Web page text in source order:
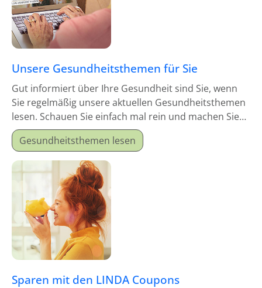
Unsere Gesundheitsthemen für Sie
Gut informiert über Ihre Gesundheit sind Sie, wenn
Sie regelmäßig unsere aktuellen Gesundheitsthemen
lesen. Schauen Sie einfach mal rein und machen Sie
sich schlau!
Gesundheitsthemen lesen
Sparen mit den LINDA Coupons